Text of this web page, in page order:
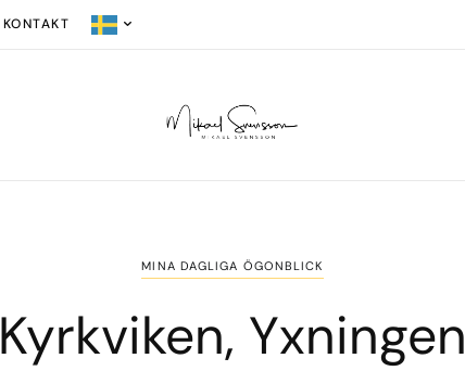
KONTAKT
MINA DAGLIGA ÖGONBLICK
Kyrkviken, Yxningen